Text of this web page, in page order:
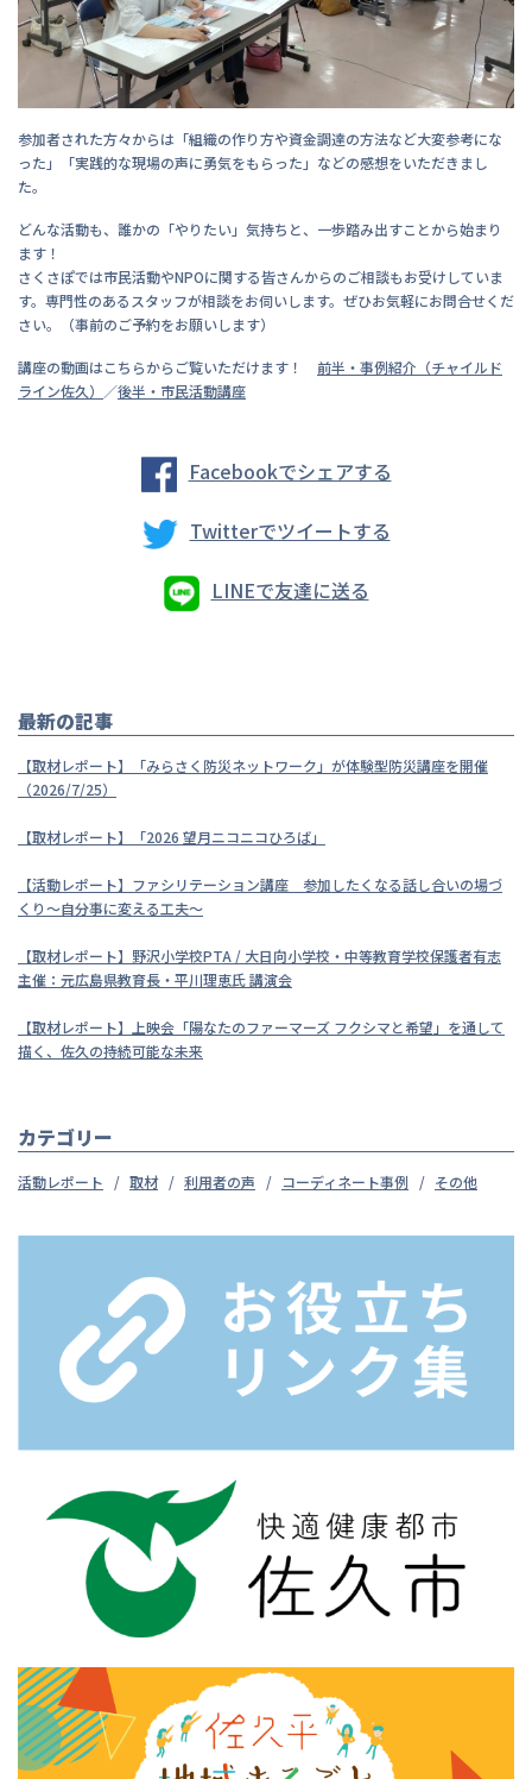
参加者された方々からは「組織の作り方や資金調達の方法など大変参考にな
った」「実践的な現場の声に勇気をもらった」などの感想をいただきまし
た。
どんな活動も、誰かの「やりたい」気持ちと、一歩踏み出すことから始まり
ます！
さくさぽでは市民活動やNPOに関する皆さんからのご相談もお受けしていま
す。専門性のあるスタッフが相談をお伺いします。ぜひお気軽にお問合せくだ
さい。（事前のご予約をお願いします）
講座の動画はこちらからご覧いただけます！ 前半・事例紹介（チャイルド
ライン佐久） ／後半・市民活動講座
Facebookでシェアする
Twitterでツイートする
LINEで友達に送る
最新の記事
【取材レポート】「みらさく防災ネットワーク」が体験型防災講座を開催
（2026/7/25）
【取材レポート】「2026 望月ニコニコひろば」
【活動レポート】ファシリテーション講座 参加したくなる話し合いの場づ
くり～自分事に変える工夫～
【取材レポート】野沢小学校PTA / 大日向小学校・中等教育学校保護者有志
主催：元広島県教育長・平川理恵氏 講演会
【取材レポート】上映会「陽なたのファーマーズ フクシマと希望」を通して
描く、佐久の持続可能な未来
カテゴリー
活動レポート 取材 利用者の声 コーディネート事例 その他